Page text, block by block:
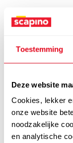
Toestemming
Deze website
Cookies, lekker
onze website
noodzakelijke
en analytische